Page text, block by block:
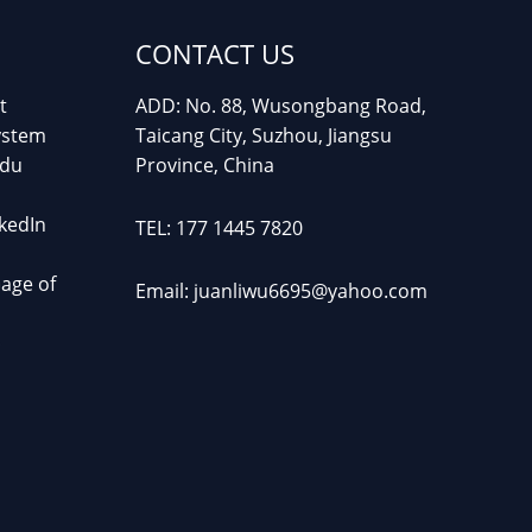
of
CONTACT US
ADD: No. 88, Wusongbang Road,
Taicang City, Suzhou, Jiangsu
Province, China
TEL: 177 1445 7820
Email: juanliwu6695@yahoo.com